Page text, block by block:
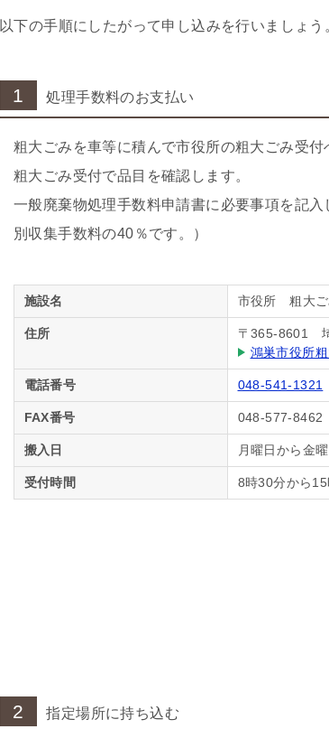
以下の手順にしたがって申し込みを行いましょう
1 処理手数料のお支払い
粗大ごみを車等に積んで市役所の粗大ごみ受付
粗大ごみ受付で品目を確認します。
一般廃棄物処理手数料申請書に必要事項を記
別収集手数料の40％です。）
施設名 市役所 粗大ご
住所
〒365-8601
鴻巣市役所
電話番号 048-541-1321
FAX番号 048-577-8462
搬入日 月曜日から金
受付時間 8時30分から
2 指定場所に持ち込む